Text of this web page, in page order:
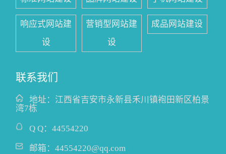
响应式网站建
设
营销型网站建
设
成品网站建设
联系我们
地址： 江西省吉安市永新县禾川镇袍田新区柏景
湾7栋
Q Q： 44554220
邮箱： 44554220@qq.com